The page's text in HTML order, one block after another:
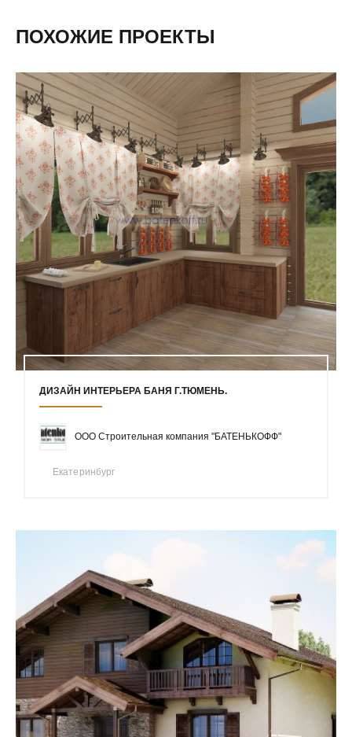
ПОХОЖИЕ ПРОЕКТЫ
ДИЗАЙН ИНТЕРЬЕРА БАНЯ Г.ТЮМЕНЬ.
ООО Строительная компания "БАТЕНЬКОФФ"
Екатеринбург